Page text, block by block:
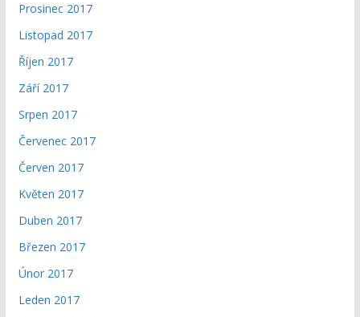
Prosinec 2017
Listopad 2017
Říjen 2017
Září 2017
Srpen 2017
Červenec 2017
Červen 2017
Květen 2017
Duben 2017
Březen 2017
Únor 2017
Leden 2017